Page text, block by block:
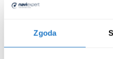
Zgoda
Dane dotyczące lokalizacji
kontrolę kosztów paliwa,
organizację pracy